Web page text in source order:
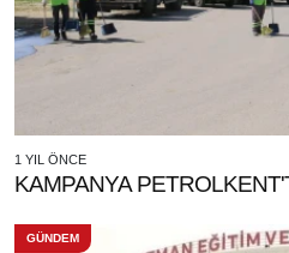
1 YIL ÖNCE
KAMPANYA
GÜNDEM